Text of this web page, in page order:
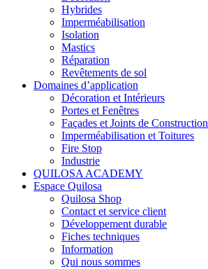
Hybrides
Imperméabilisation
Isolation
Mastics
Réparation
Revêtements de sol
Domaines d’application
Décoration et Intérieurs
Portes et Fenêtres
Façades et Joints de Construction
Imperméabilisation et Toitures
Fire Stop
Industrie
QUILOSA ACADEMY
Espace Quilosa
Quilosa Shop
Contact et service client
Développement durable
Fiches techniques
Information
Qui nous sommes